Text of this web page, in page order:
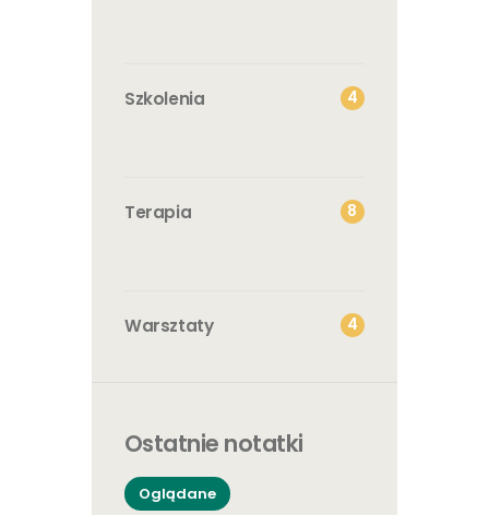
Szkolenia 4
Terapia 8
Warsztaty 4
Ostatnie notatki
Oglądane